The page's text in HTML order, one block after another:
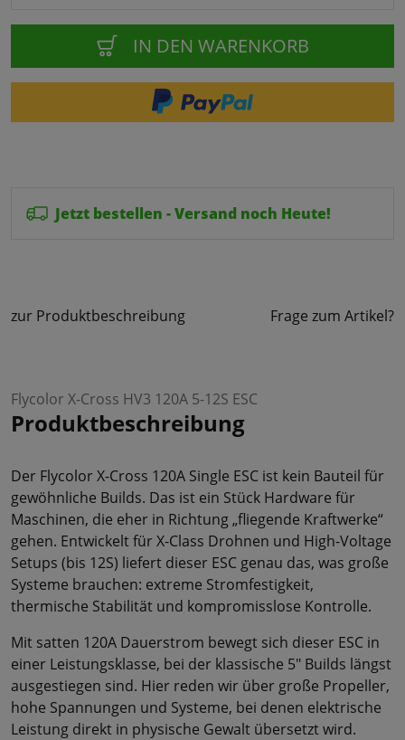
IN DEN WARENKORB
Jetzt bestellen - Versand noch Heute!
zur Produktbeschreibung Frage zum Artikel?
Flycolor X-Cross HV3 120A 5-12S ESC
Produktbeschreibung
Der Flycolor X-Cross 120A Single ESC ist kein Bauteil für
gewöhnliche Builds. Das ist ein Stück Hardware für
Maschinen, die eher in Richtung „fliegende Kraftwerke“
gehen. Entwickelt für X-Class Drohnen und High-Voltage
Setups (bis 12S) liefert dieser ESC genau das, was große
Systeme brauchen: extreme Stromfestigkeit,
thermische Stabilität und kompromisslose Kontrolle.
Mit satten 120A Dauerstrom bewegt sich dieser ESC in
einer Leistungsklasse, bei der klassische 5" Builds längst
ausgestiegen sind. Hier reden wir über große Propeller,
hohe Spannungen und Systeme, bei denen elektrische
Leistung direkt in physische Gewalt übersetzt wird.